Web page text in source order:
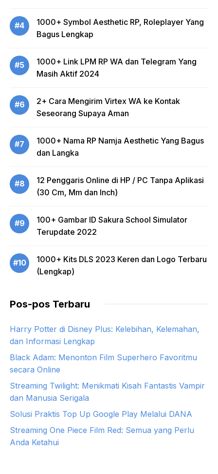
#4
1000+ Symbol Aesthetic RP, Roleplayer Yang
Bagus Lengkap
#5
1000+ Link LPM RP WA dan Telegram Yang
Masih Aktif 2024
#6
2+ Cara Mengirim Virtex WA ke Kontak
Seseorang Supaya Aman
#7
1000+ Nama RP Namja Aesthetic Yang Bagus
dan Langka
#8
12 Penggaris Online di HP / PC Tanpa Aplikasi
(30 Cm, Mm dan Inch)
#9
100+ Gambar ID Sakura School Simulator
Terupdate 2022
#10
1000+ Kits DLS 2023 Keren dan Logo Terbaru
(Lengkap)
Pos-pos Terbaru
Harry Potter di Disney Plus: Kelebihan, Kelemahan,
dan Informasi Lengkap
Black Adam: Menonton Film Superhero Favoritmu
secara Online
Streaming Twilight: Menikmati Kisah Fantastis Vampir
dan Manusia Serigala
Solusi Praktis Top Up Google Play Melalui DANA
Streaming One Piece Film Red: Semua yang Perlu
Anda Ketahui